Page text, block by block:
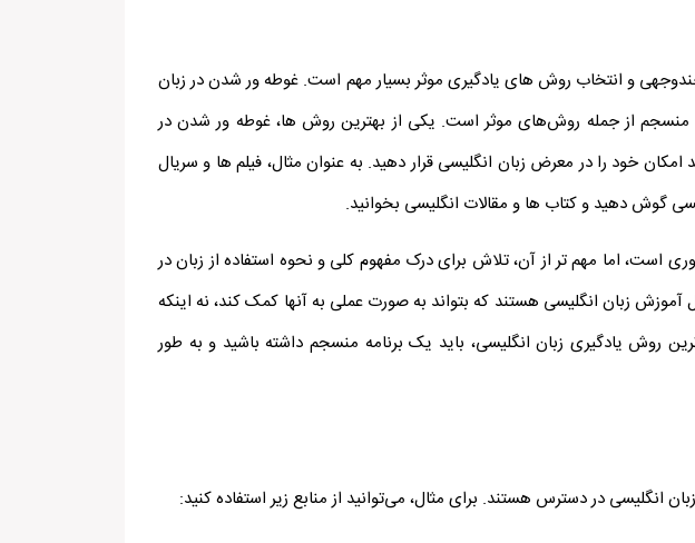
چندوجهی و انتخاب روش های یادگیری موثر بسیار مهم است. غوطه ور شدن در زبان
منسجم از جمله روش‌های موثر است. یکی از بهترین روش ها، غوطه ور شدن در
خود را در معرض زبان انگلیسی قرار دهید. به عنوان مثال، فیلم ها و سریال
گوش دهید و کتاب ها و مقالات انگلیسی بخوانید.
است، اما مهم تر از آن، تلاش برای درک مفهوم کلی و نحوه استفاده از زبان در
آموزش زبان انگلیسی هستند که بتواند به صورت عملی به آنها کمک کند، نه اینکه
روش یادگیری زبان انگلیسی، باید یک برنامه منسجم داشته باشید و به طور
انگلیسی در دسترس هستند. برای مثال، می‌توانید از منابع زیر استفاده کنید: